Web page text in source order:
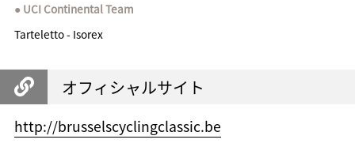
UCI Continental Team
Tarteletto - Isorex
オフィシャルサイト
http://brusselscyclingclassic.be